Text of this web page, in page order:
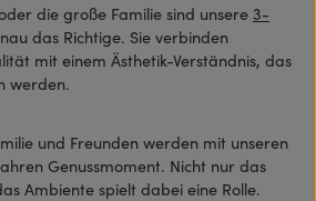
die große Familie sind unsere 3-
das Richtige. Sie verbinden
mit einem Ästhetik-Verständnis, das
werden.
und Freunden werden mit unseren
Genussmoment. Nicht nur das
Ambiente spielt dabei eine Rolle.